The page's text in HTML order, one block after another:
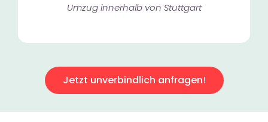
Umzug innerhalb von Stuttgart​
Jetzt unverbindlich anfragen!